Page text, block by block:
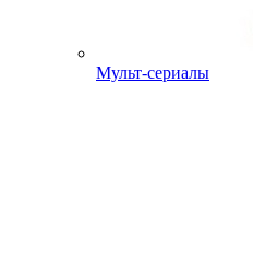
Мульт-сериалы